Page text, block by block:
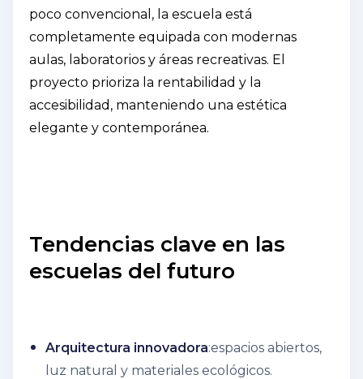
poco convencional, la escuela está
completamente equipada con modernas
aulas, laboratorios y áreas recreativas. El
proyecto prioriza la rentabilidad y la
accesibilidad, manteniendo una estética
elegante y contemporánea.
Tendencias clave en las
escuelas del futuro
Arquitectura innovadora:espacios abiertos,
luz natural y materiales ecológicos.